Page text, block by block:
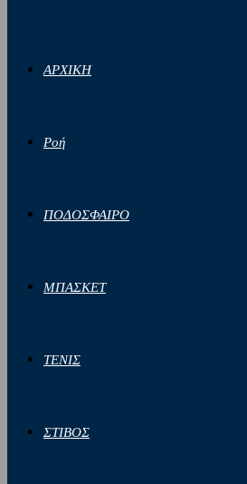
ΑΡΧΙΚΗ
Ροή
ΠΟΔΟΣΦΑΙΡΟ
ΜΠΑΣΚΕΤ
ΤΕΝΙΣ
ΣΤΙΒΟΣ